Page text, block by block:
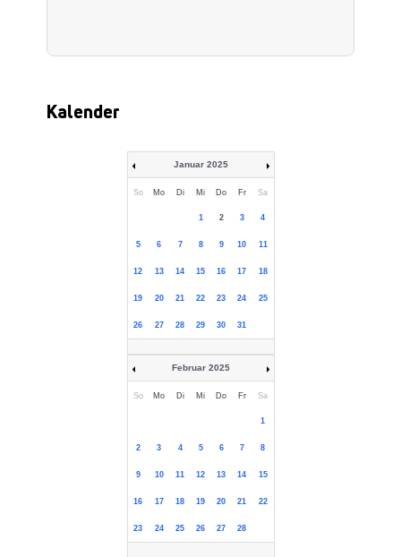
Kalender
Januar 2025
So Mo Di Mi Do Fr Sa
1 2 3 4
5 6 7 8 9 10 11
12 13 14 15 16 17 18
19 20 21 22 23 24 25
26 27 28 29 30 31
Februar 2025
So Mo Di Mi Do Fr Sa
1
2 3 4 5 6 7 8
9 10 11 12 13 14 15
16 17 18 19 20 21 22
23 24 25 26 27 28